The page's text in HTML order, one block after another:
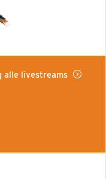
alle livestreams